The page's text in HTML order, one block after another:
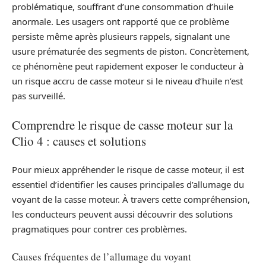
problématique, souffrant d’une consommation d’huile
anormale. Les usagers ont rapporté que ce problème
persiste même après plusieurs rappels, signalant une
usure prématurée des segments de piston. Concrètement,
ce phénomène peut rapidement exposer le conducteur à
un risque accru de casse moteur si le niveau d’huile n’est
pas surveillé.
Comprendre le risque de casse moteur sur la
Clio 4 : causes et solutions
Pour mieux appréhender le risque de casse moteur, il est
essentiel d’identifier les causes principales d’allumage du
voyant de la casse moteur. À travers cette compréhension,
les conducteurs peuvent aussi découvrir des solutions
pragmatiques pour contrer ces problèmes.
Causes fréquentes de l’allumage du voyant